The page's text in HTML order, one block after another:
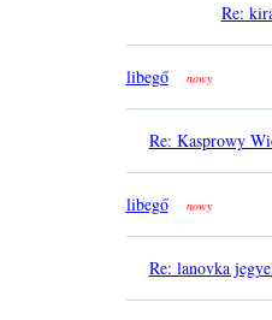
Re:
libegő nowy
Re: Kasprowy
libegő nowy
Re: lanovka